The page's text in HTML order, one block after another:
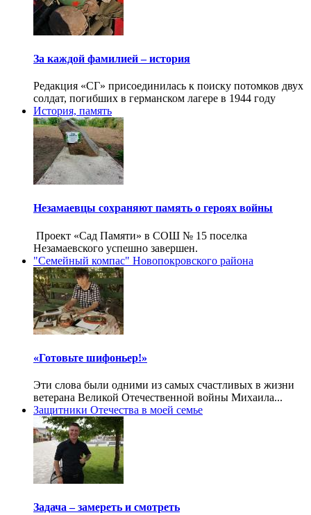
За каждой фамилией – история
Редакция «СГ» присоединилась к поиску потомков двух
солдат, погибших в германском лагере в 1944 году
История, память
Незамаевцы сохраняют память о героях войны
Проект «Сад Памяти» в СОШ № 15 поселка
Незамаевского успешно завершен.
"Семейный компас" Новопокровского района
«Готовьте шифоньер!»
Эти слова были одними из самых счастливых в жизни
ветерана Великой Отечественной войны Михаила...
Защитники Отечества в моей семье
Задача – замереть и смотреть